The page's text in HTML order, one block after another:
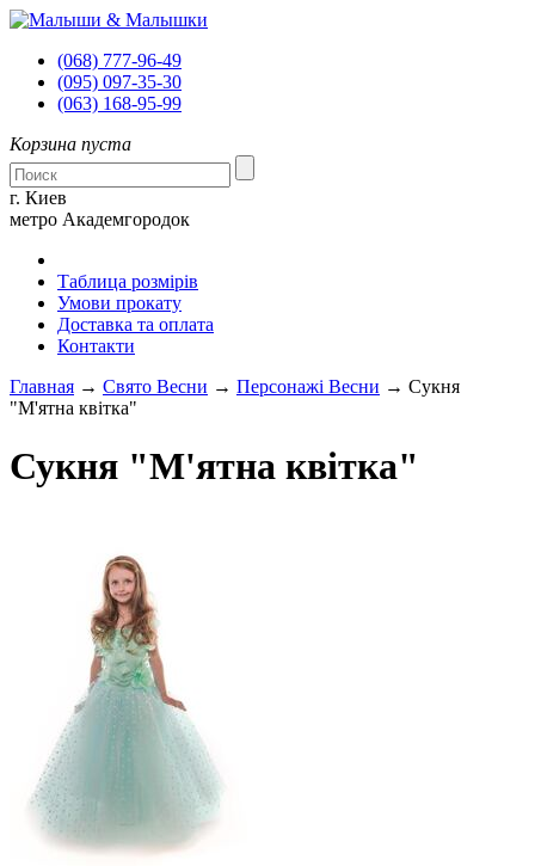
(068) 777-96-49
(095) 097-35-30
(063) 168-95-99
Корзина пуста
г. Киев
метро Академгородок
Таблица розмірів
Умови прокату
Доставка та оплата
Контакти
Главная → Свято Весни → Персонажі Весни → Сукня
"М'ятна квітка"
Сукня "М'ятна квітка"